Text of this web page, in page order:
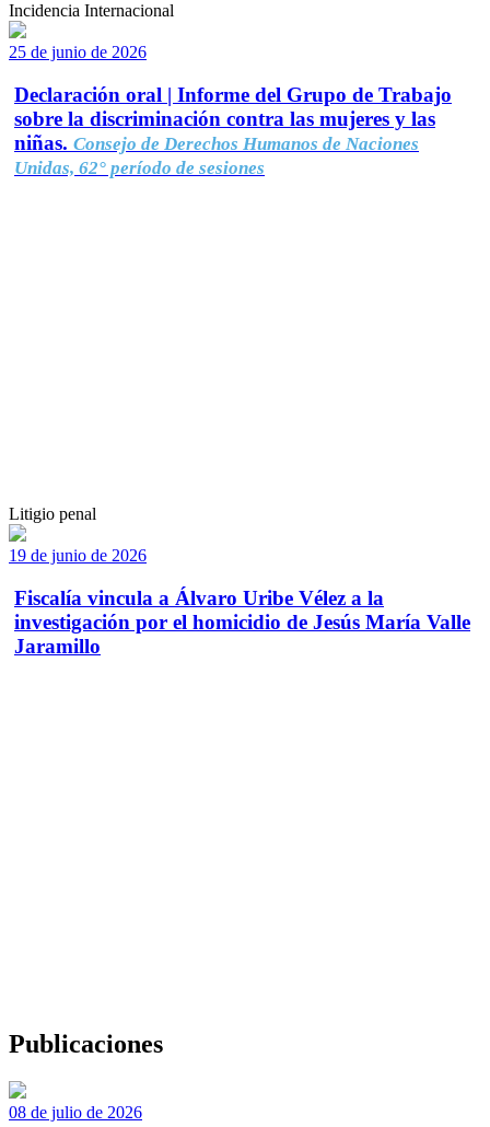
Incidencia Internacional
25 de junio de 2026
Declaración oral | Informe del Grupo de Trabajo
sobre la discriminación contra las mujeres y las
niñas. Consejo de Derechos Humanos de Naciones
Unidas, 62° período de sesiones
Litigio penal
19 de junio de 2026
Fiscalía vincula a Álvaro Uribe Vélez a la
investigación por el homicidio de Jesús María Valle
Jaramillo
Publicaciones
08 de julio de 2026